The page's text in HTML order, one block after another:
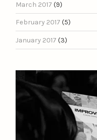
March 2017 (9)
February 2017 (5)
January 2017 (3)